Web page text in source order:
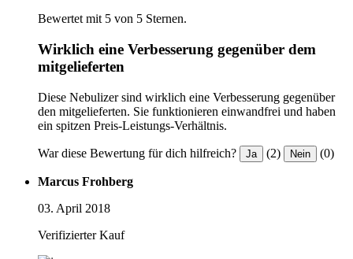
Bewertet mit 5 von 5 Sternen.
Wirklich eine Verbesserung gegenüber dem
mitgelieferten
Diese Nebulizer sind wirklich eine Verbesserung gegenüber
den mitgelieferten. Sie funktionieren einwandfrei und haben
ein spitzen Preis-Leistungs-Verhältnis.
War diese Bewertung für dich hilfreich? Ja (2) Nein (0)
Marcus Frohberg
03. April 2018
Verifizierter Kauf